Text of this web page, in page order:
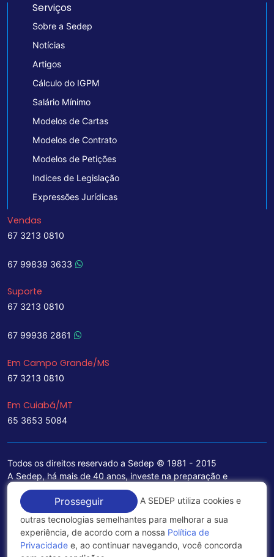
Serviços
Sobre a Sedep
Notícias
Artigos
Cálculo do IGPM
Salário Mínimo
Modelos de Cartas
Modelos de Contrato
Modelos de Petições
Indices de Legislação
Expressões Jurídicas
Vendas
67 3213 0810
67 99839 3633
Suporte
67 3213 0810
67 99936 2861
Em Campo Grande/MS
67 3213 0810
Em Cuiabá/MT
65 3653 5084
Todos os direitos reservado a Sedep © 1981 - 2015
A Sedep, há mais de 40 anos, investe na preparação e
treinamento de funcionários e na aquisição de tecnologia de
ponta para a ampliação de seu portfólio de serviços voltados
para a área jurídica, que contemplam informações seguras e
excelentes soluções empresariais.
Política de Privacidade
Prosseguir
A SEDEP utiliza cookies e
outras tecnologias semelhantes para melhorar a sua
experiência, de acordo com a nossa Política de
Privacidade e, ao continuar navegando, você concorda